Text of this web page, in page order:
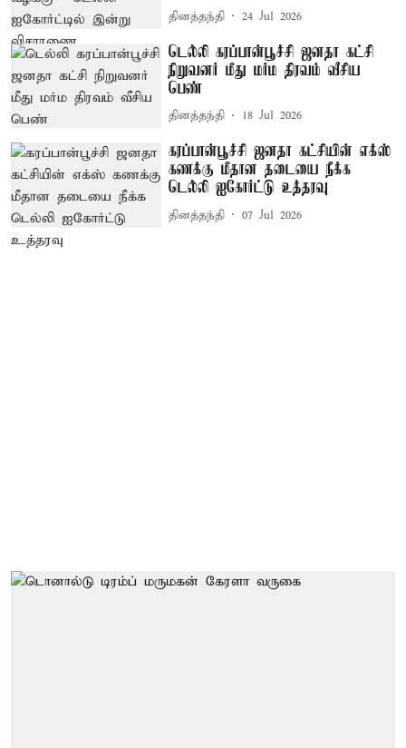
தினத்தந்தி 24 Jul 2026
டெல்லி கரப்பான்பூச்சி ஜனதா கட்சி
நிறுவனர் மீது மர்ம திரவம் வீசிய
பெண்
தினத்தந்தி 18 Jul 2026
கரப்பான்பூச்சி ஜனதா கட்சியின் எக்ஸ்
கணக்கு மீதான தடையை நீக்க
டெல்லி ஐகோர்ட்டு உத்தரவு
தினத்தந்தி 07 Jul 2026